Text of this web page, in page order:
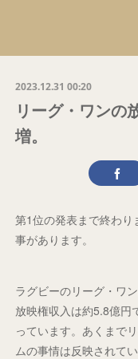
2023.12.31 00:20
リーグ・ワンの
増。
第1位の発表まで終わ
事があります。
ラグビーのリーグ・ワ
放映権収入は約5.8億円
っています。あくまで
ムの事情は反映されて